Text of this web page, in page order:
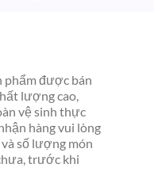
phẩm được bán
lượng cao,
vệ sinh thực
hàng vui lòng
số lượng món
trước khi